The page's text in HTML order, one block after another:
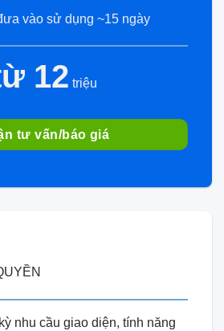
vào sử dụng ~15 ngày
12 triệu
tư vấn/báo giá
nhu cầu giao diện, tính năng